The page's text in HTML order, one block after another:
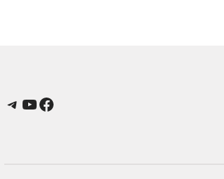
Telegram
YouTube
Facebook